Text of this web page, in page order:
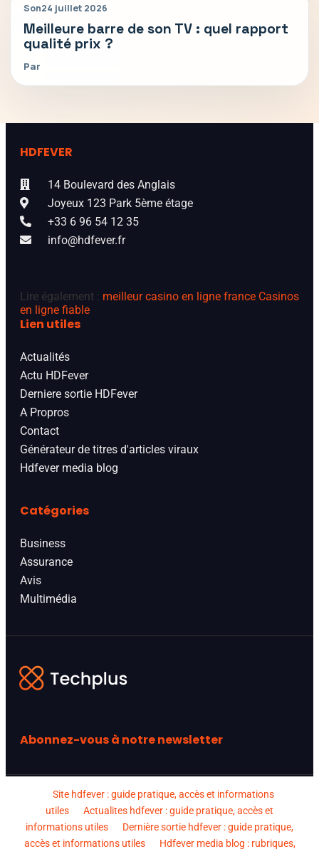
Son24 juillet 2026
Meilleure barre de son TV : quel rapport
qualité prix ?
Par
HDFEVER
14 Boulevard des Anglais
Joyeux 123 Park 5ème étage
+33 6 96 54 12 35
info@hdfever.fr
Lire également : meilleur casino en ligne france Casinos
en ligne fiable
Lien utiles
Actualités
Actu HDFever
Derniere sortie HDFever
A Propros
Contact
Générateur de titres d'articles viraux
Hdfever media blog
Catégories
Business
Assurance
Avis
Multimédia
Abonnez-vous à notre newsletter
Site hdfever : guide pratique, accès et informations
utiles
Actualites hdfever : guide pratique, accès et
informations utiles
Dernière sortie hdfever : guide pratique,
accès et informations utiles
Hdfever media blog : rubriques,